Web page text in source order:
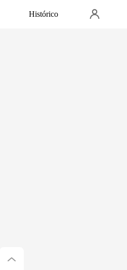
Histórico